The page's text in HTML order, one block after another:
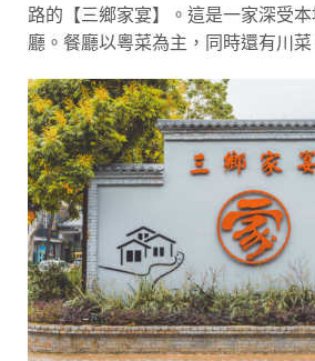
路的【三鄉家宴】。這是一家深受
廳。餐廳以粵菜為主，同時還有川菜